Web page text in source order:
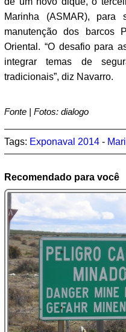
Marinha (ASMAR), para
manutenção dos barcos
Oriental. “O desafio para
integrar temas de
tradicionais”, diz Navarro.
Fonte | Fotos: dialogo
Tags: Exponaval 2014 -
Recomendado para você